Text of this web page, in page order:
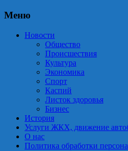
Меню
Новости
Общество
Происшествия
Культура
Экономика
Спорт
Каспий
Листок здоровья
Бизнес
История
Услуги ЖКХ, движение
О нас
Политика обработки